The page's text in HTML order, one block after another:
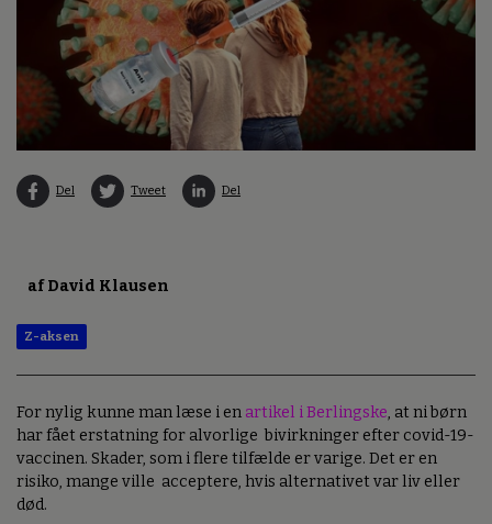
Del Tweet Del
af David Klausen
Z-aksen
For nylig kunne man læse i en artikel i Berlingske, at ni børn
har fået erstatning for alvorlige bivirkninger efter covid-19-
vaccinen. Skader, som i flere tilfælde er varige. Det er en
risiko, mange ville acceptere, hvis alternativet var liv eller
død.